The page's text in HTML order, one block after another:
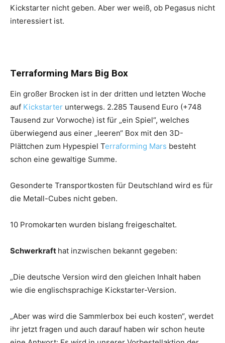
Kickstarter nicht geben. Aber wer weiß, ob Pegasus nicht
interessiert ist.
Terraforming Mars Big Box
Ein großer Brocken ist in der dritten und letzten Woche
auf Kickstarter unterwegs. 2.285 Tausend Euro (+748
Tausend zur Vorwoche) ist für „ein Spiel“, welches
überwiegend aus einer „leeren“ Box mit den 3D-
Plättchen zum Hypespiel Terraforming Mars besteht
schon eine gewaltige Summe.
Gesonderte Transportkosten für Deutschland wird es für
die Metall-Cubes nicht geben.
10 Promokarten wurden bislang freigeschaltet.
Schwerkraft hat inzwischen bekannt gegeben:
„Die deutsche Version wird den gleichen Inhalt haben
wie die englischsprachige Kickstarter-Version.
„Aber was wird die Sammlerbox bei euch kosten“, werdet
ihr jetzt fragen und auch darauf haben wir schon heute